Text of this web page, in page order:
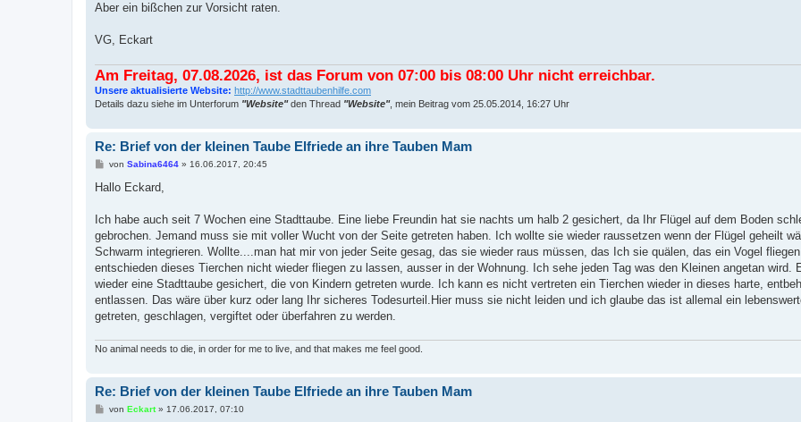
Aber ein bißchen zur Vorsicht raten.
VG, Eckart
Am Freitag, 07.08.2026, ist das Forum von 07:00 bis 08:00 Uhr nicht erreichbar.
Unsere aktualisierte Website: http://www.stadttaubenhilfe.com
Details dazu siehe im Unterforum "Website"den Thread "Website", mein Beitrag vom 25.05.2014, 16:27 Uhr
Re: Brief von der kleinen Taube Elfriede an ihre Tauben Mam
B
i
a
von Sabina6464» 16.06.2017, 20:45
Hallo Eckard,
Ich habe auch seit 7 Wochen eine Stadttaube. Eine liebe Freundin hat sie nachts um halb 2 gesichert, da Ihr Flügel auf dem Boden
gebrochen. Jemand muss sie mit voller Wucht von der Seite getreten haben. Ich wollte sie wieder raussetzen wenn der Flügel geheilt
Schwarm integrieren. Wollte....man hat mir von jeder Seite gesag, das sie wieder raus müssen, das Ich sie quälen, das ein Vogel
entschieden dieses Tierchen nicht wieder fliegen zu lassen, ausser in der Wohnung. Ich sehe jeden Tag was den Kleinen angetan wird.
wieder eine Stadttaube gesichert, die von Kindern getreten wurde. Ich kann es nicht vertreten ein Tierchen wieder in dieses harte,
entlassen. Das wäre über kurz oder lang Ihr sicheres Todesurteil.Hier muss sie nicht leiden und ich glaube​ das ist allemal ein
getreten, geschlagen, vergiftet oder überfahren zu werden.
No animal needs to die, in order for me to live, and that makes me feel good.
Re: Brief von der kleinen Taube Elfriede an ihre Tauben Mam
Bvon Eckart» 17.06.2017, 07:10